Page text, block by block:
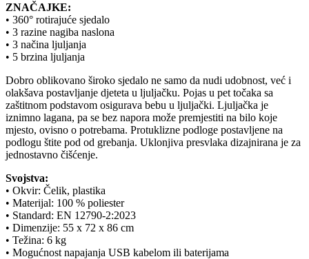
ZNAČAJKE:
• 360° rotirajuće sjedalo
• 3 razine nagiba naslona
• 3 načina ljuljanja
• 5 brzina ljuljanja
Dobro oblikovano široko sjedalo ne samo da nudi udobnost, već i
olakšava postavljanje djeteta u ljuljačku. Pojas u pet točaka sa
zaštitnom podstavom osigurava bebu u ljuljački. Ljuljačka je
iznimno lagana, pa se bez napora može premjestiti na bilo koje
mjesto, ovisno o potrebama. Protuklizne podloge postavljene na
podlogu štite pod od grebanja. Uklonjiva presvlaka dizajnirana je za
jednostavno čišćenje.
Svojstva:
• Okvir: Čelik, plastika
• Materijal: 100 % poliester
• Standard: EN 12790-2:2023
• Dimenzije: 55 x 72 x 86 cm
• Težina: 6 kg
• Mogućnost napajanja USB kabelom ili baterijama